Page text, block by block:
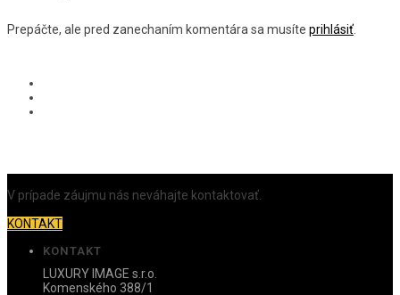
Prepáčte, ale pred zanechaním komentára sa musíte prihlásiť
V prípade záujmu nás neváhajte kontaktovať.
KONTAKT
KONTAKT
LUXURY IMAGE s.r.o.
Komenského 388/1